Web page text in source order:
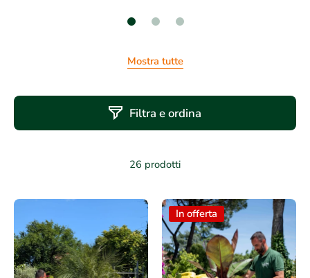
Mostra tutte
Filtra e ordina
26 prodotti
In offerta